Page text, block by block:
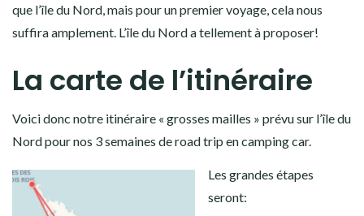
que l’île du Nord, mais pour un premier voyage, cela nous
suffira amplement. L’île du Nord a tellement à proposer!
La carte de l’itinéraire
Voici donc notre itinéraire « grosses mailles » prévu sur l’île du
Nord pour nos 3 semaines de road trip en camping car.
Les grandes étapes
seront: